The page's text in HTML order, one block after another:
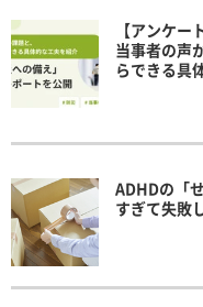
【アンケー
当事者の声
らできる具
ADHDの「
すぎて失敗